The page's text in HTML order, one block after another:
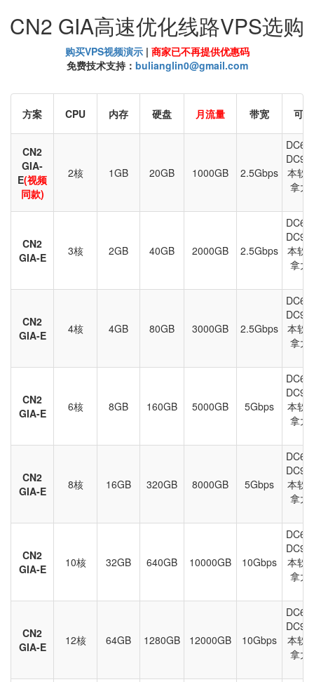
CN2 GIA高速优化线路VPS选购
购买VPS视频演示| 商家已不再提供优惠码
免费技术支持： bulianglin0@gmail.com
方案 CPU 内存 硬盘 月流量 带宽 可
CN2
GIA-
E(视频
同款)
2核 1GB 20GB 1000GB 2.5Gbps
DC6
DC9
本软
拿大
CN2
GIA-E
3核 2GB 40GB 2000GB 2.5Gbps
DC6
DC9
本软
拿大
CN2
GIA-E
4核 4GB 80GB 3000GB 2.5Gbps
DC6
DC9
本软
拿大
CN2
GIA-E
6核 8GB 160GB 5000GB 5Gbps
DC6
DC9
本软
拿大
CN2
GIA-E
8核 16GB 320GB 8000GB 5Gbps
DC6
DC9
本软
拿大
CN2
GIA-E
10核 32GB 640GB 10000GB 10Gbps
DC6
DC9
本软
拿大
CN2
GIA-E
12核 64GB 1280GB 12000GB 10Gbps
DC6
DC9
本软
拿大